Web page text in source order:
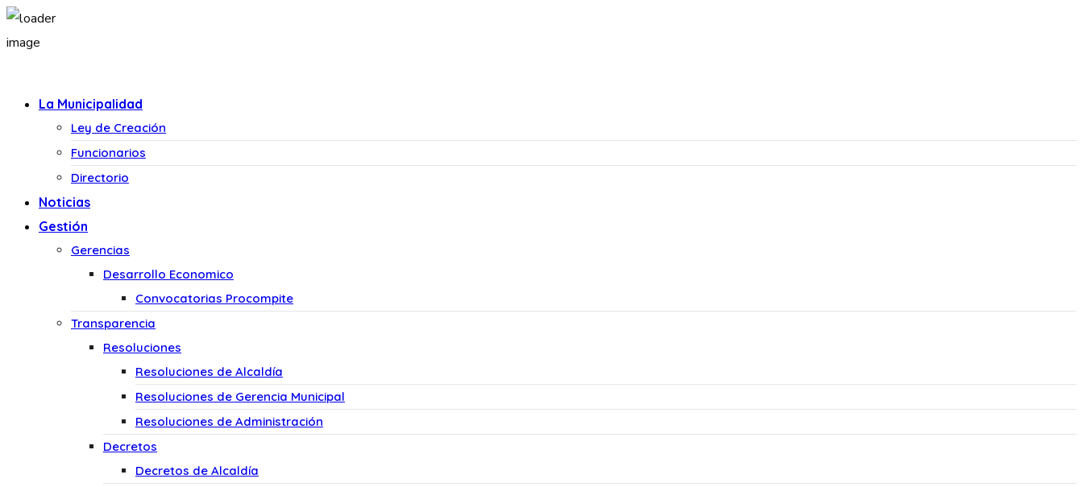
La Municipalidad
Ley de Creación
Funcionarios
Directorio
Noticias
Gestión
Gerencias
Desarrollo Economico
Convocatorias Procompite
Transparencia
Resoluciones
Resoluciones de Alcaldía
Resoluciones de Gerencia Municipal
Resoluciones de Administración
Decretos
Decretos de Alcaldía